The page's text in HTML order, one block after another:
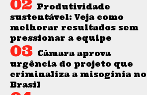
Produtividade
sustentável: Veja como
melhorar resultados sem
pressionar a equipe
Câmara aprova
urgência do projeto que
criminaliza a misoginia no
Brasil